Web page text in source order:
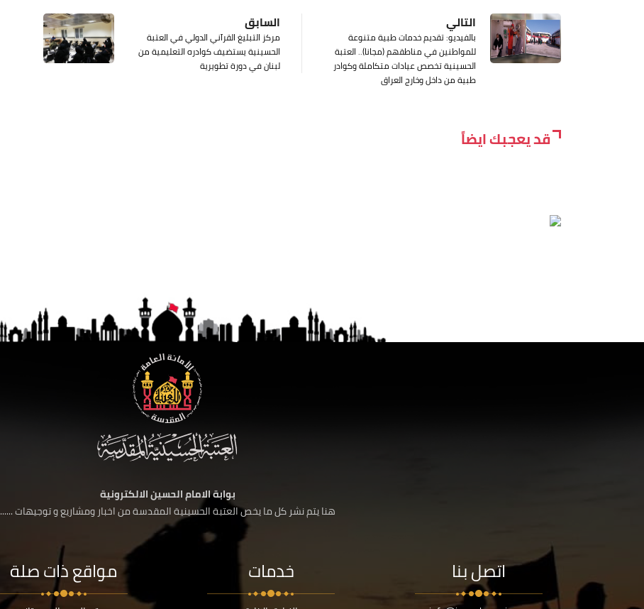
السابق
مركز التبليغ القرآني الدولي في العتبة
الحسينية يستضيف كوادره التعليمية من
لبنان في دورة تطويرية
التالي
بالفيديو: تقديم خدمات طبية متنوعة
للمواطنين في مناطقهم (مجانا).. العتبة
الحسينية تخصص عيادات متكاملة وكوادر
طبية من داخل وخارج العراق
قد يعجبك ايضاً
بوابة الامام الحسين الالكترونية
هنا يتم نشر كل ما يخص العتبة الحسينية المقدسة من اخبار ومشاريع و توجيهات ......
اتصل بنا خدمات مواقع ذات صلة